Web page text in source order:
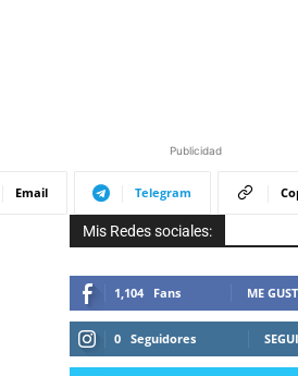
Email Telegram
Publicidad
Mis Redes sociales:
1,104 Fans ME
0 Seguidores